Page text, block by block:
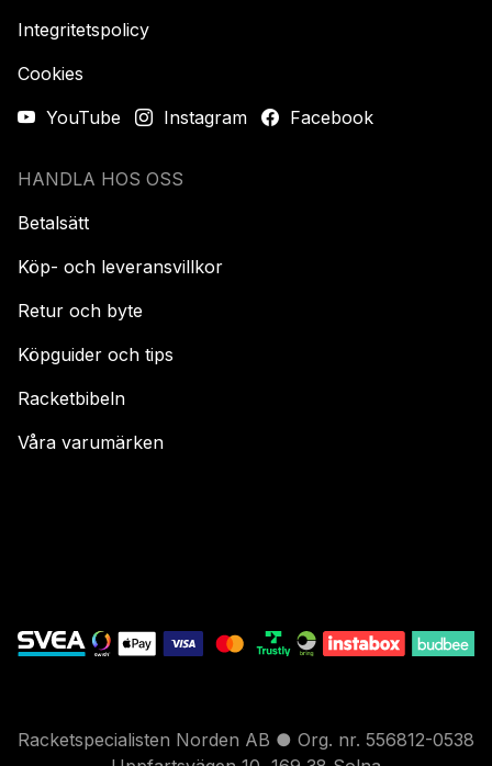
Integritetspolicy
Cookies
YouTube
Instagram Facebook
HANDLA HOS OSS
Betalsätt
Köp- och leveransvillkor
Retur och byte
Köpguider och tips
Racketbibeln
Våra varumärken
Racketspecialisten Norden AB ● Org. nr. 556812-0538